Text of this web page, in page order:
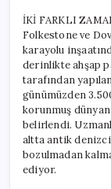
İKİ FARKLI
Folkestone ve
karayolu
derinlikte ahşap
tarafından
günümüzden
korunmuş
belirlendi.
altta antik
bozulmadan
ediyor.